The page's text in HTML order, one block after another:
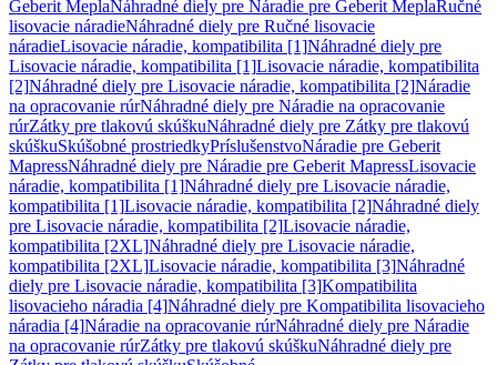
Geberit MeplaNáhradné diely pre Náradie pre Geberit MeplaRučné
lisovacie náradieNáhradné diely pre Ručné lisovacie
náradieLisovacie náradie, kompatibilita [1]Náhradné diely pre
Lisovacie náradie, kompatibilita [1]Lisovacie náradie, kompatibilita
[2]Náhradné diely pre Lisovacie náradie, kompatibilita [2]Náradie
na opracovanie rúrNáhradné diely pre Náradie na opracovanie
rúrZátky pre tlakovú skúškuNáhradné diely pre Zátky pre tlakovú
skúškuSkúšobné prostriedkyPríslušenstvoNáradie pre Geberit
MapressNáhradné diely pre Náradie pre Geberit MapressLisovacie
náradie, kompatibilita [1]Náhradné diely pre Lisovacie náradie,
kompatibilita [1]Lisovacie náradie, kompatibilita [2]Náhradné diely
pre Lisovacie náradie, kompatibilita [2]Lisovacie náradie,
kompatibilita [2XL]Náhradné diely pre Lisovacie náradie,
kompatibilita [2XL]Lisovacie náradie, kompatibilita [3]Náhradné
diely pre Lisovacie náradie, kompatibilita [3]Kompatibilita
lisovacieho náradia [4]Náhradné diely pre Kompatibilita lisovacieho
náradia [4]Náradie na opracovanie rúrNáhradné diely pre Náradie
na opracovanie rúrZátky pre tlakovú skúškuNáhradné diely pre